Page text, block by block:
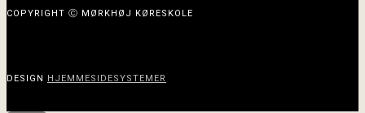
COPYRIGHT Ⓒ MØRKHØJ KØRESKOLE
DESIGN HJEMMESIDESYSTEMER